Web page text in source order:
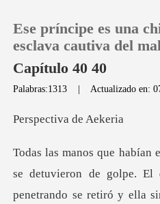
Historia
Ese príncipe es una
esclava cautiva del
Capítulo 40 40
Palabras:1313 | Actualizado en:
tiva de
olpe. El
penetrando se retiró y ella